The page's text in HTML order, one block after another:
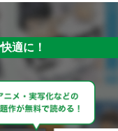
適に！